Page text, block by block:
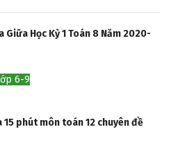
Giữa Học Kỳ 1 Toán 8 Năm 2020-
6-9
phút môn toán 12 chuyên đề